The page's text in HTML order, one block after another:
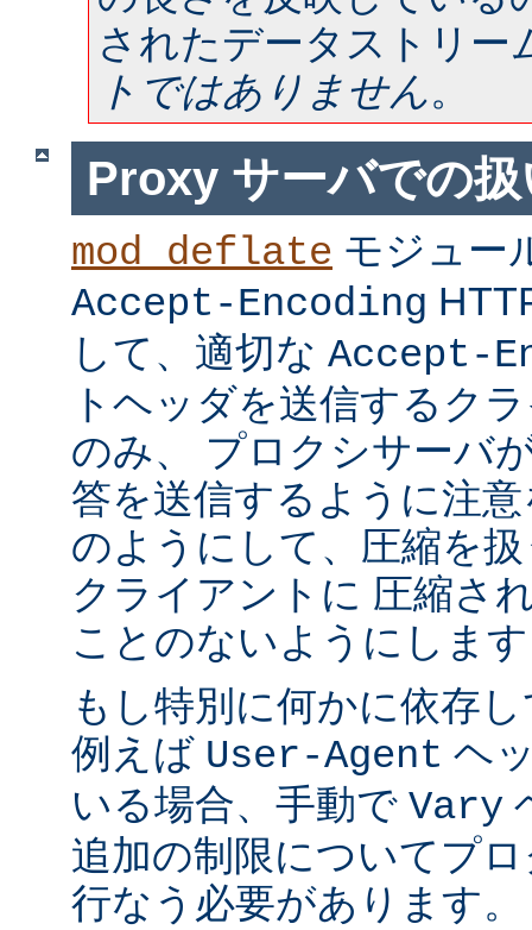
されたデータストリー
トではありません。
Proxy サーバでの扱
mod_deflate モジュー
Accept-Encoding
して、適切な Accept-
トヘッダを送信するク
のみ、 プロクシサーバ
答を送信するように注
のようにして、圧縮を
クライアントに 圧縮さ
ことのないようにしま
もし特別に何かに依存
例えば User-Agent ヘ
いる場合、手動で Vary
追加の制限についてプ
行なう必要があります